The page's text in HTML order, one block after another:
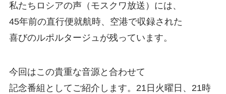
私たちロシアの声（モスクワ放送）には、
45年前の直行便就航時、空港で収録された
喜びのルポルタージュが残っています。
今回はこの貴重な音源と合わせて
記念番組として ご紹介します。 21日火曜日、21時